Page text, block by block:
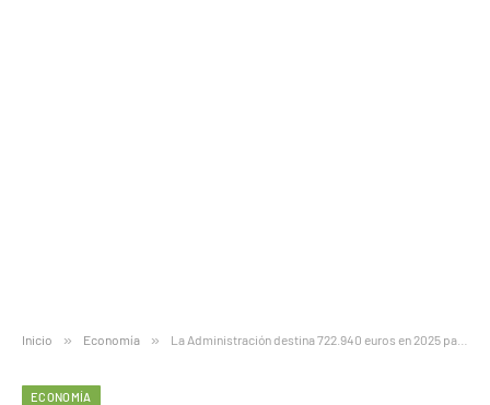
Inicio » Economía » La Administración destina 722.940 euros en 2025 para proteger inmuebles de okupas
ECONOMÍA